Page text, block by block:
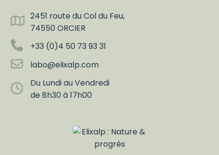
2451 route du Col du Feu,
74550 ORCIER
+33 (0)4 50 73 93 31
labo@elixalp.com
Du Lundi au Vendredi
de 8h30 à 17h00